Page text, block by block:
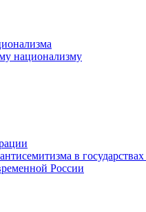
национализму
в
России